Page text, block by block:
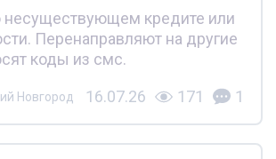
кредите или
Перенаправляют на другие
коды из смс.
Новгород 16.07.26 171 1